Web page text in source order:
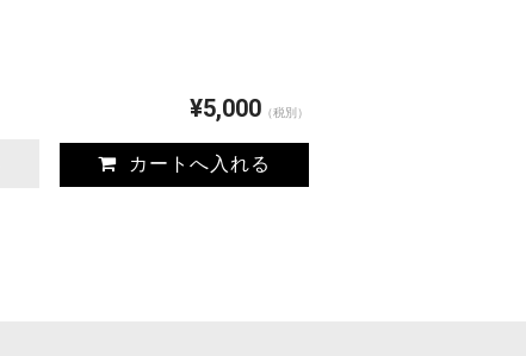
¥5,000 （税別）